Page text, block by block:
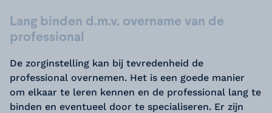
Lang binden d.m.v. overname van de
professional
De zorginstelling kan bij tevredenheid de
professional overnemen. Het is een goede manier
om elkaar te leren kennen en de professional lang te
binden en eventueel door te specialiseren. Er zijn